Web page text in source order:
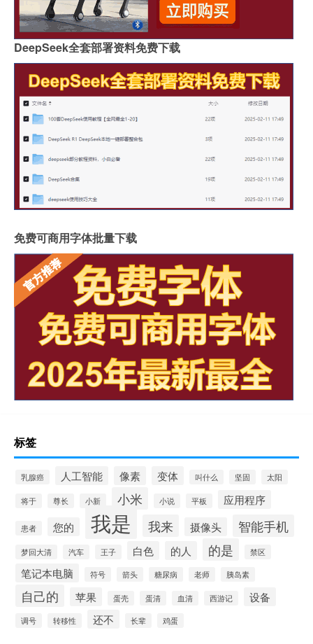
DeepSeek全套部署资料免费下载
免费可商用字体批量下载
标签
乳腺癌 人工智能 像素 变体 叫什么 坚固 太阳
将于 尊长 小新 小米 小说 平板 应用程序
患者 您的 我是 我来 摄像头 智能手机
梦回大清 汽车 王子 白色 的人 的是 禁区
笔记本电脑 符号 箭头 糖尿病 老师 胰岛素
自己的 苹果 蛋壳 蛋清 血清 西游记 设备
调号 转移性 还不 长辈 鸡蛋